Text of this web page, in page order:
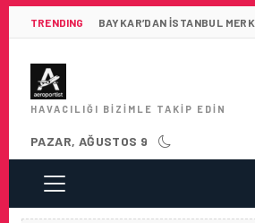
TRENDING BAYKAR’DAN İSTANBUL
HAVACILIĞI BIZIMLE TAKIP EDIN
PAZAR, AĞUSTOS 9